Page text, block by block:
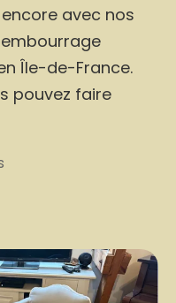
avec nos
Île-de-France.
pouvez faire